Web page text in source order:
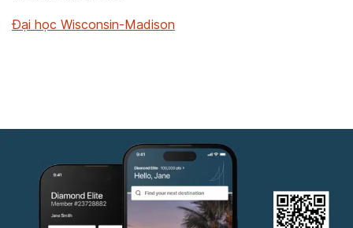
Đại học Wisconsin-Madison